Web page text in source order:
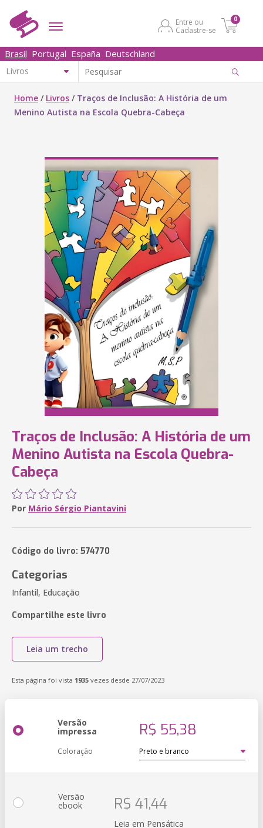
Entre ou
Cadastre-se
0
Brasil Portugal España Deutschland
Home / Livros / Traços de Inclusão: A História de um
Menino Autista na Escola Quebra-Cabeça
Traços de Inclusão: A História de um
Menino Autista na Escola Quebra-
Cabeça
Por Mário Sérgio Piantavini
Código do livro: 574770
Categorias
Infantil, Educação
Compartilhe este livro
Leia um trecho
Esta página foi vista 1935 vezes desde 27/07/2023
Versão
impressa R$ 55,38
Coloração
Versão
ebook R$ 41,44
Leia em Pensática